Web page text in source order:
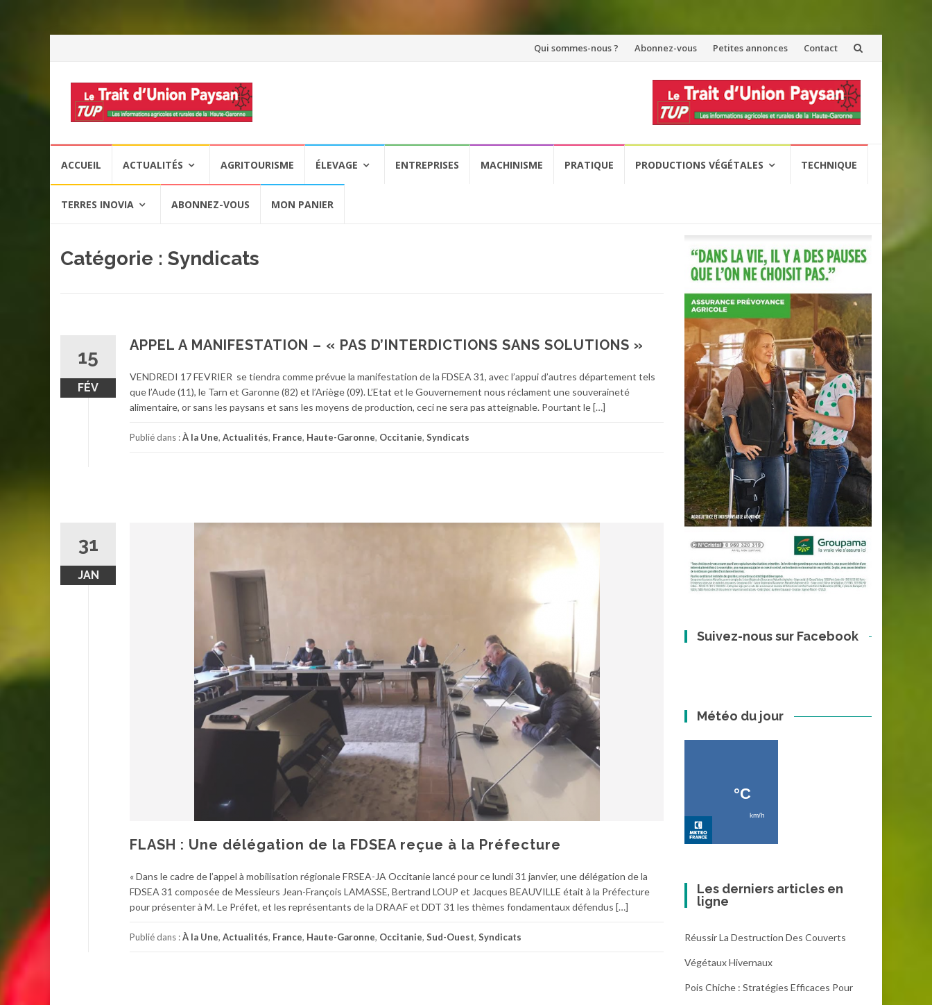
Aller
Qui sommes-nous ? Abonnez-vous Petites annonces Contact
contenu
ACCUEIL ACTUALITÉS AGRITOURISME ÉLEVAGE ENTREPRISES MACHINISME PRATIQUE PRODUCTIONS VÉGÉTALES TECHNIQUE
TERRES INOVIA ABONNEZ-VOUS MON PANIER
Catégorie : Syndicats
15
FÉV
APPEL A MANIFESTATION – « PAS D’INTERDICTIONS SANS SOLUTIONS »
VENDREDI 17 FEVRIER se tiendra comme prévue la manifestation de la FDSEA 31, avec l’appui d’autres département tels
que l’Aude (11), le Tarn et Garonne (82) et l’Ariège (09). L’Etat et le Gouvernement nous réclament une souveraineté
alimentaire, or sans les paysans et sans les moyens de production, ceci ne sera pas atteignable. Pourtant le […]
Publié dans :À la Une, Actualités, France, Haute-Garonne, Occitanie, Syndicats
31
JAN
FLASH : Une délégation de la FDSEA reçue à la Préfecture
« Dans le cadre de l’appel à mobilisation régionale FRSEA-JA Occitanie lancé pour ce lundi 31 janvier, une délégation de la
FDSEA 31 composée de Messieurs Jean-François LAMASSE, Bertrand LOUP et Jacques BEAUVILLE était à la Préfecture
pour présenter à M. Le Préfet, et les représentants de la DRAAF et DDT 31 les thèmes fondamentaux défendus […]
Publié dans :À la Une, Actualités, France, Haute-Garonne, Occitanie, Sud-Ouest, Syndicats
Suivez-nous sur Facebook
Météo du jour
Les derniers articles en
ligne
Réussir La Destruction Des Couverts
Végétaux Hivernaux
Pois Chiche : Stratégies Efficaces Pour